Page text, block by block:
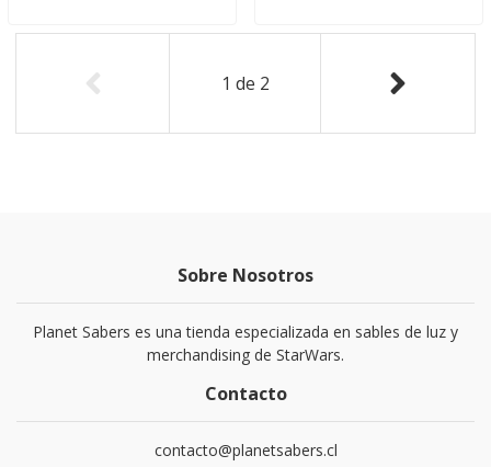
1 de 2
Sobre Nosotros
Planet Sabers es una tienda especializada en sables de luz y
merchandising de StarWars.
Contacto
contacto@planetsabers.cl